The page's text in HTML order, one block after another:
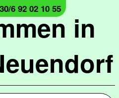
in
6 92 02 10 55